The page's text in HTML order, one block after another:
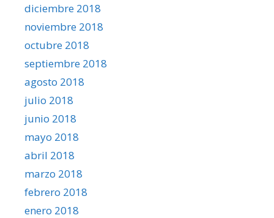
diciembre 2018
noviembre 2018
octubre 2018
septiembre 2018
agosto 2018
julio 2018
junio 2018
mayo 2018
abril 2018
marzo 2018
febrero 2018
enero 2018